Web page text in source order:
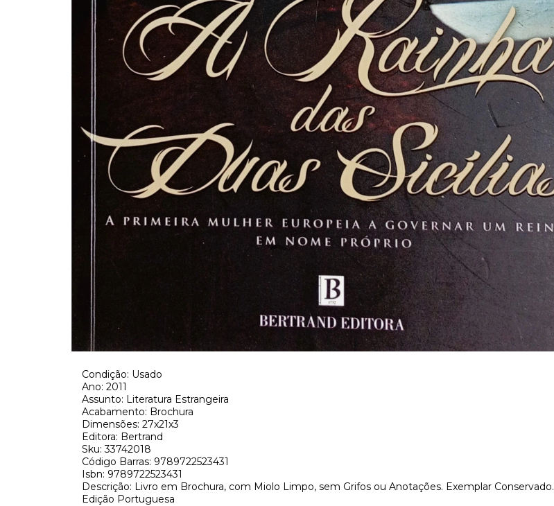
Condição: Usado
Ano: 2011
Assunto: Literatura Estrangeira
Acabamento: Brochura
Dimensões: 27x21x3
Editora: Bertrand
Sku: 33742018
Código Barras: 9789722523431
Isbn: 9789722523431
Descrição: Livro em Brochura, com Miolo Limpo, sem Grifos ou Anotações. Exemplar Conservado.
Edição Portuguesa